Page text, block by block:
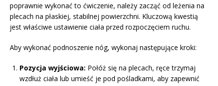
poprawnie wykonać to ćwiczenie, należy zacząć od leżenia na
plecach na płaskiej, stabilnej powierzchni. Kluczową kwestią
jest właściwe ustawienie ciała przed rozpoczęciem ruchu.
Aby wykonać podnoszenie nóg, wykonaj następujące kroki:
Pozycja wyjściowa: Połóż się na plecach, ręce trzymaj
wzdłuż ciała lub umieść je pod pośladkami, aby zapewnić